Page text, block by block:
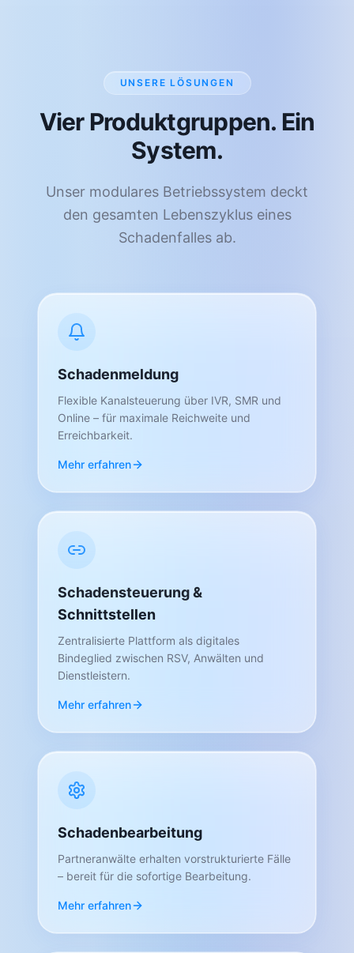
UNSERE LÖSUNGEN
Vier Produktgruppen. Ein
System.
Unser modulares Betriebssystem deckt
den gesamten Lebenszyklus eines
Schadenfalles ab.
Schadenmeldung
Flexible Kanalsteuerung über IVR, SMR und
Online – für maximale Reichweite und
Erreichbarkeit.
Mehr erfahren
Schadensteuerung &
Schnittstellen
Zentralisierte Plattform als digitales
Bindeglied zwischen RSV, Anwälten und
Dienstleistern.
Mehr erfahren
Schadenbearbeitung
Partneranwälte erhalten vorstrukturierte Fälle
– bereit für die sofortige Bearbeitung.
Mehr erfahren